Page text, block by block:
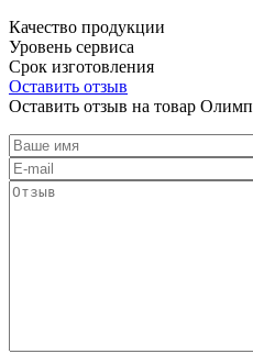
Качество продукции
Уровень сервиса
Срок изготовления
Оставить отзыв
Оставить отзыв на товар Олимп